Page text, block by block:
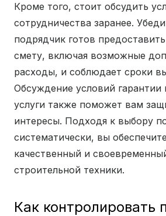
Кроме того, стоит обсудить
сотрудничества заранее.
подрядчик готов
смету, включая возможные
расходы, и соблюдает сроки
Обсуждение условий
услуги также поможет вам
интересы. Подходя к выбору
систематически, вы
качественный и
строительной техники.
Как контролировать